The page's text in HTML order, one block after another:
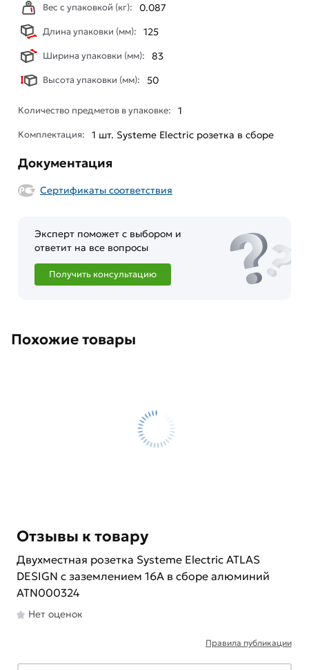
Вес с упаковкой (кг): 0.087
Длина упаковки (мм): 125
Ширина упаковки (мм): 83
Высота упаковки (мм): 50
Количество предметов в упаковке: 1
Комплектация: 1 шт. Systeme Electric розетка в сборе
Документация
Сертификаты соответствия
Эксперт поможет с выбором и
ответит на все вопросы
Получить консультацию
Похожие товары
Отзывы к товару
Двухместная розетка Systeme Electric ATLAS
DESIGN с заземлением 16А в сборе алюминий
ATN000324
Нет оценок
Правила публикации